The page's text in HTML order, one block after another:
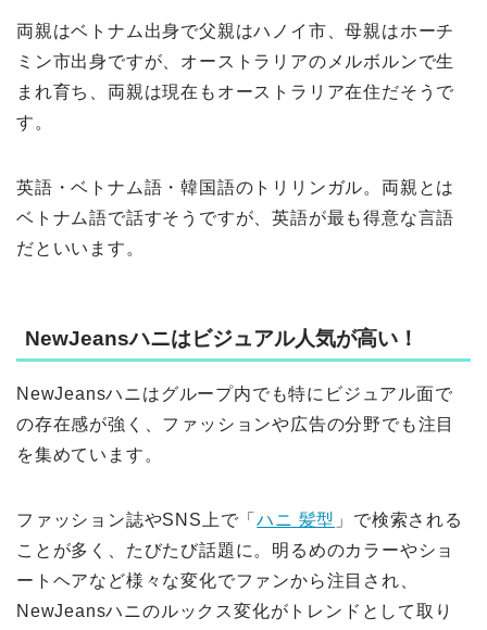
両親はベトナム出身で父親はハノイ市、母親はホーチ
ミン市出身ですが、オーストラリアのメルボルンで生
まれ育ち、両親は現在もオーストラリア在住だそうで
す。
英語・ベトナム語・韓国語のトリリンガル。両親とは
ベトナム語で話すそうですが、英語が最も得意な言語
だといいます。
NewJeansハニはビジュアル人気が高い！
NewJeansハニはグループ内でも特にビジュアル面で
の存在感が強く、ファッションや広告の分野でも注目
を集めています。
ファッション誌やSNS上で「ハニ 髪型 」で検索される
ことが多く、たびたび話題に。明るめのカラーやショ
ートヘアなど様々な変化でファンから注目され、
NewJeansハニのルックス変化がトレンドとして取り